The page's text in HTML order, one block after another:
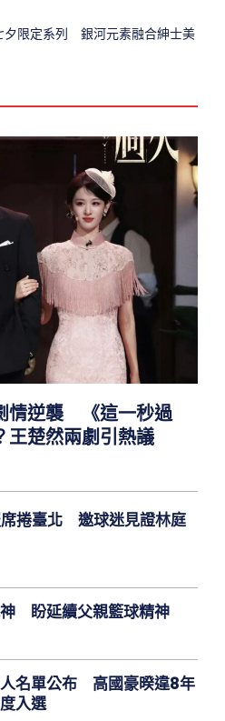
限定系列 銀河元素融合紳士美
情逆襲 《這一秒過
王楚然兩劇引熱議
捲臺北 邀球迷見證林庭
盼延續父親籃球精神
名單公布 高國豪暌違8年
入選